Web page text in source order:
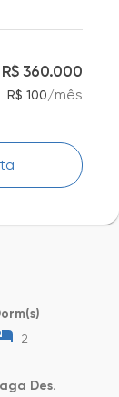
R$ 360.000
R$ 100/mês
2
Des.